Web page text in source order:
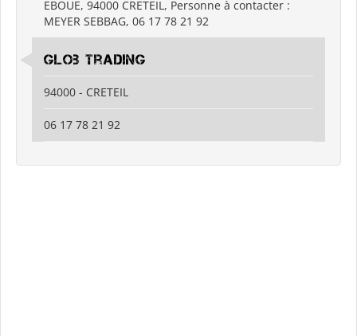
EBOUE, 94000 CRETEIL, Personne à contacter :
MEYER SEBBAG, 06 17 78 21 92
Glob Trading
94000 - CRETEIL
06 17 78 21 92